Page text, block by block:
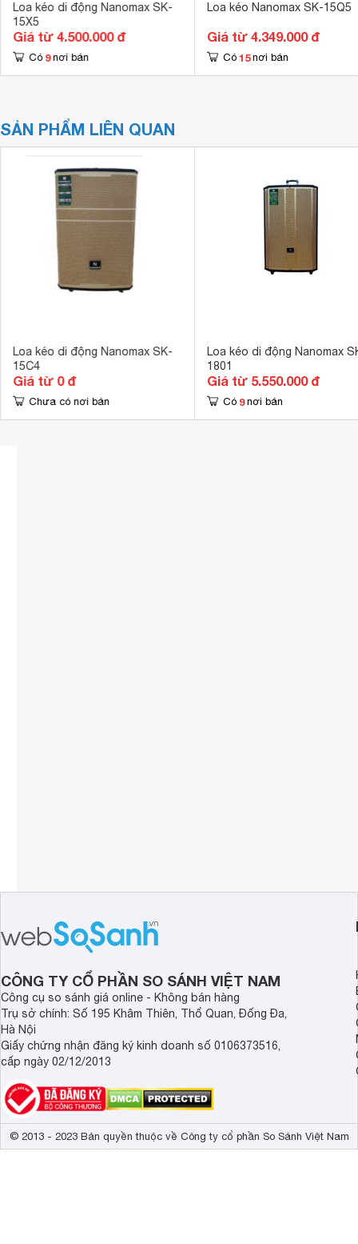
Loa kéo di động Nanomax SK-
15X5
Giá từ 4.500.000 đ
Có 9 nơi bán
Loa kéo Nanomax SK-15Q5
Giá từ 4.349.000 đ
Có 15 nơi bán
SẢN PHẨM LIÊN QUAN
Loa kéo di động Nanomax SK-
15C4
Giá từ 0 đ
Chưa có nơi bán
Loa kéo di động Nanomax
1801
Giá từ 5.550.000 đ
Có 9 nơi bán
CÔNG TY CỔ PHẦN SO SÁNH VIỆT NAM
Công cụ so sánh giá online - Không bán hàng
Trụ sở chính: Số 195 Khâm Thiên, Thổ Quan, Đống Đa,
Hà Nội
Giấy chứng nhận đăng ký kinh doanh số 0106373516,
cấp ngày 02/12/2013
© 2013 - 2023 Bản quyền thuộc về Công ty cổ phần So Sánh Việt Nam